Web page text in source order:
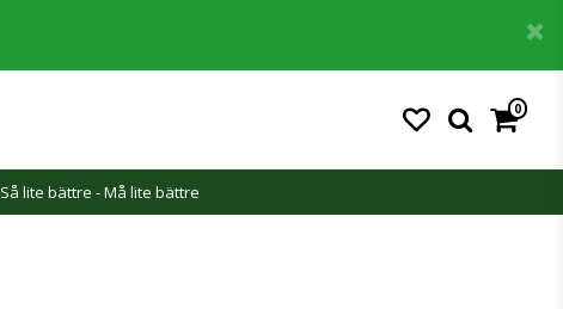
0
Så lite bättre - Må lite bättre